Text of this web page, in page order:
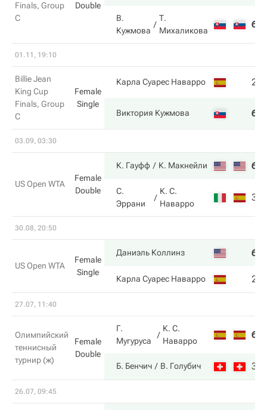
Finals, Group
C
Double
В.
Кужмова
Т.
Михаликова
6
01.11, 19:10
Billie Jean
King Cup
Finals, Group
C
Female
Single
Карла Суарес Наварро 2
Виктория Кужмова 6
03.09, 03:30
US Open WTA
Female
Double
К. Гауфф К. Макнейли 6
С.
Эррани
К. С.
Наварро
3
30.08, 20:50
US Open WTA
Female
Single
Даниэль Коллинз 6
Карла Суарес Наварро 2
27.07, 11:40
Олимпийский
теннисный
турнир (ж)
Female
Double
Г.
Мугуруса
К. С.
Наварро
6
Б. Бенчич В. Голубич 3
26.07, 09:45